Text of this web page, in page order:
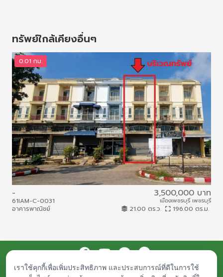
ทรัพย์ใกล้เคียงอื่นๆ
0.01 กม.
- 3,500,000 บาท
61IAM-C-0031
อาคารพาณิชย์
เมืองเพชรบุรี เพชรบุรี
21.00 ตร.ว. 196.00 ตร.ม.
ประกาศจัดซื้อจัดจ้าง เอกสารเผยแพร่ ร่วมงานกับเรา ติดต่อเรา
เราใช้คุกกี้เพื่อเพิ่มประสิทธิภาพ และประสบการณ์ที่ดีในการใช้